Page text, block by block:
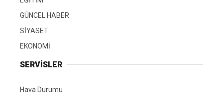
GÜNCEL HABER
SİYASET
EKONOMİ
SERVİSLER
Hava Durumu